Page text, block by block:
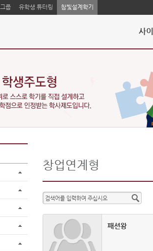
룹 유학생 튜터링 참빛설계학기
사
창업연계형
패션왕